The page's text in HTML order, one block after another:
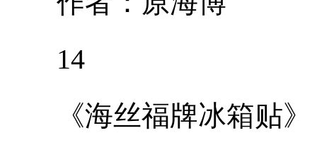
14
《海丝福牌冰箱贴》